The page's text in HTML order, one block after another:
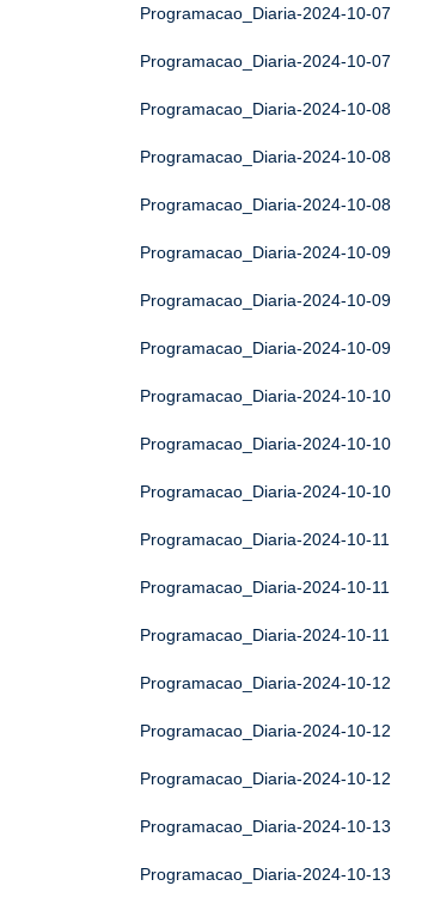
Programacao_Diaria-2024-10-07
Programacao_Diaria-2024-10-07
Programacao_Diaria-2024-10-08
Programacao_Diaria-2024-10-08
Programacao_Diaria-2024-10-08
Programacao_Diaria-2024-10-09
Programacao_Diaria-2024-10-09
Programacao_Diaria-2024-10-09
Programacao_Diaria-2024-10-10
Programacao_Diaria-2024-10-10
Programacao_Diaria-2024-10-10
Programacao_Diaria-2024-10-11
Programacao_Diaria-2024-10-11
Programacao_Diaria-2024-10-11
Programacao_Diaria-2024-10-12
Programacao_Diaria-2024-10-12
Programacao_Diaria-2024-10-12
Programacao_Diaria-2024-10-13
Programacao_Diaria-2024-10-13